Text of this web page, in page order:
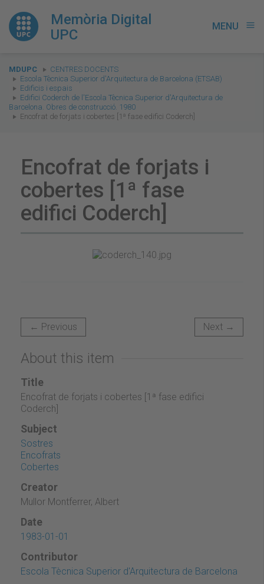
Memòria Digital
UPC
MENU menu
You
are
here:
MDUPC
CENTRES DOCENTS
Escola Tècnica Superior d'Arquitectura de Barcelona (ETSAB)
Edificis i espais
Edifici Coderch de l'Escola Tècnica Superior d'Arquitectura de
Barcelona. Obres de construcció. 1980
Encofrat de forjats i cobertes [1ª fase edifici Coderch]
Encofrat de forjats i
cobertes [1ª fase
edifici Coderch]
← Previous Next →
About this item
Title
Encofrat de forjats i cobertes [1ª fase edifici
Coderch]
Subject
Sostres
Encofrats
Cobertes
Creator
Mullor Montferrer, Albert
Date
1983-01-01
Contributor
Escola Tècnica Superior d'Arquitectura de Barcelona